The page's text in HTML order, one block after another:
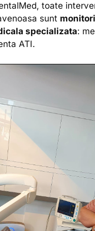
toate
sunt
specializata:
ATI.